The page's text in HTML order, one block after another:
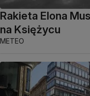
Rakieta Elona
na Księżycu
METEO